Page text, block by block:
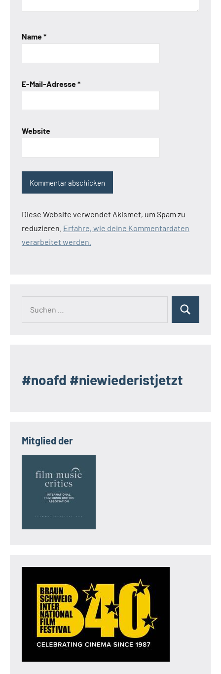
Name*
E-Mail-Adresse*
Website
Diese Website verwendet Akismet, um Spam zu
reduzieren. Erfahre, wie deine Kommentardaten
verarbeitet werden.
Suchen
#noafd #niewiederistjetzt
Mitglied der